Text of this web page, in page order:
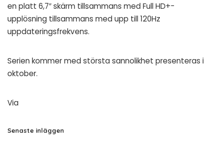
en platt 6,7″ skärm tillsammans med Full HD+-
upplösning tillsammans med upp till 120Hz
uppdateringsfrekvens.
Serien kommer med största sannolikhet presenteras i
oktober.
Via
Senaste inläggen